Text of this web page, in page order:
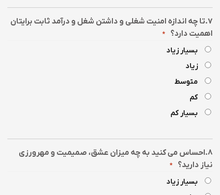
۷.تا چه اندازه امنیت شغلی و داشتن شغل و درآمد ثابت برایتان
اهمیت دارد؟
*
بسیار زیاد
زیاد
متوسط
کم
بسیار کم
۸.احساس می کنید به چه میزان عشق، صمیمیت و مهرورزی
نیاز دارید؟
*
بسیار زیاد